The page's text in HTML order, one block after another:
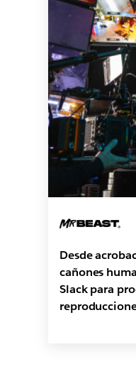
Desde
cañones
Slack para